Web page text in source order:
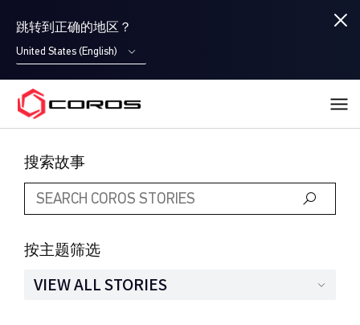
跳转到正确的地区？
United States (English)
COROS
搜索故事
按主题筛选
VIEW ALL STORIES